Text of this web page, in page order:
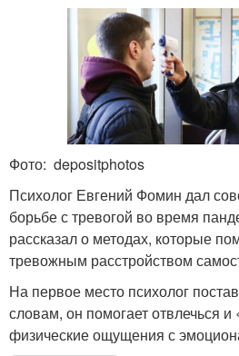
Фото: depositphotos
Психолог Евгений Фомин дал
борьбе с тревогой во время
рассказал о методах, которые
тревожным расстройством
На первое место психолог
словам, он помогает отвлечься
физические ощущения с